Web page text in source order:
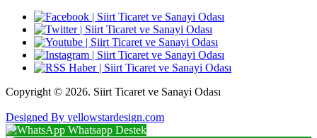
Copyright © 2026. Siirt Ticaret ve Sanayi Odası
Designed By yellowstardesign.com
Whatsapp Destek